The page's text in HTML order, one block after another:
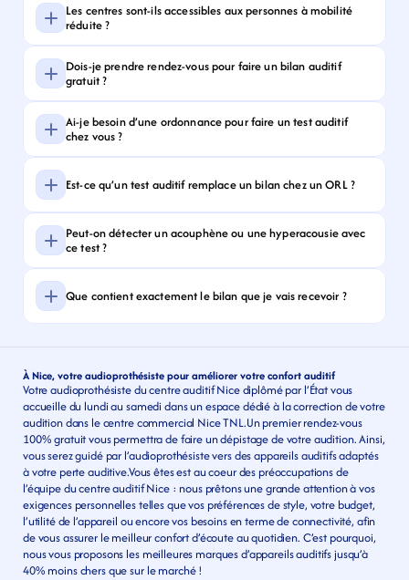
Les centres sont-ils accessibles aux personnes à mobilité
réduite ?
Dois-je prendre rendez-vous pour faire un bilan auditif
gratuit ?
Ai-je besoin d’une ordonnance pour faire un test auditif
chez vous ?
Est-ce qu’un test auditif remplace un bilan chez un ORL ?
Peut-on détecter un acouphène ou une hyperacousie avec
ce test ?
Que contient exactement le bilan que je vais recevoir ?
À Nice, votre audioprothésiste pour améliorer votre confort auditif
Votre audioprothésiste du centre auditif Nice diplômé par l’État vous
accueille du lundi au samedi dans un espace dédié à la correction de votre
audition dans le centre commercial Nice TNL.Un premier rendez-vous
100% gratuit vous permettra de faire un dépistage de votre audition. Ainsi,
vous serez guidé par l’audioprothésiste vers des appareils auditifs adaptés
à votre perte auditive.Vous êtes est au coeur des préoccupations de
l’équipe du centre auditif Nice : nous prêtons une grande attention à vos
exigences personnelles telles que vos préférences de style, votre budget,
l’utilité de l’appareil ou encore vos besoins en terme de connectivité, afin
de vous assurer le meilleur confort d’écoute au quotidien. C’est pourquoi,
nous vous proposons les meilleures marques d’appareils auditifs jusqu’à
40% moins chers que sur le marché !